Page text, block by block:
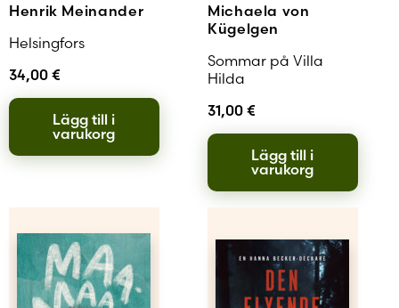
Henrik Meinander
Helsingfors
34,00 €
Lägg till i
varukorg
Michaela von
Kügelgen
Sommar på Villa
Hilda
31,00 €
Lägg till i
varukorg